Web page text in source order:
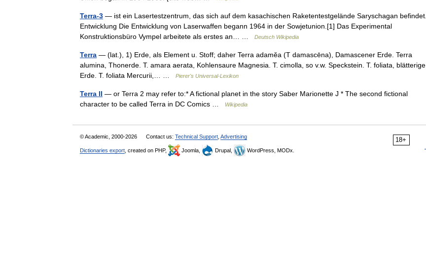
Terra-3 — ist ein Lasertestzentrum, das sich auf dem kasachischen Raketentestgelände Saryschagan befindet.
Entwicklung Die Entwicklung von Laserwaffen begann 1964 in der Sowjetunion.[1] Das Experimental
Konstruktionsbüro Vympel arbeitete als erstes an… …
Deutsch Wikipedia
Terra — (lat.), 1) Erde, als Element u. Stoff; daher Terra adamĕa (T damascēna), Damascener Erde. Terra
alumina, Thonerde. T. amara aerata, Kohlensaure Magnesia. T. cimolla, so v.w. Speckstein. T. foliata, blätterige
Erde. T. foliata Mercurii,… …
Pierer's Universal-Lexikon
Terra II — or Terra 2 may refer to:* A fictional planet in the story Saber Marionette J * The second fictional
character to be called Terra in DC Comics …
Wikipedia
18+
© Academic, 2000-2026 Contact us: Technical Support Advertising
Dictionaries export , created on PHP, Joomla, Drupal, WordPress, MODx.